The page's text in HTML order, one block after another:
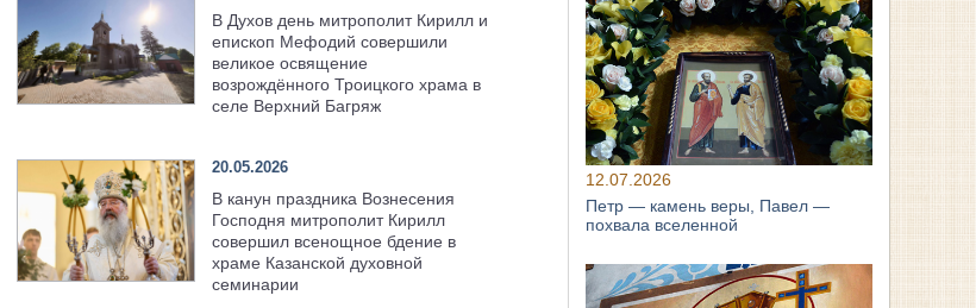
В Духов день митрополит Кирилл и
епископ Мефодий совершили
великое освящение
возрождённого Троицкого храма в
селе Верхний Багряж
20.05.2026
В канун праздника Вознесения
Господня митрополит Кирилл
совершил всенощное бдение в
храме Казанской духовной
семинарии
12.07.2026
Петр — камень веры, Павел —
похвала вселенной